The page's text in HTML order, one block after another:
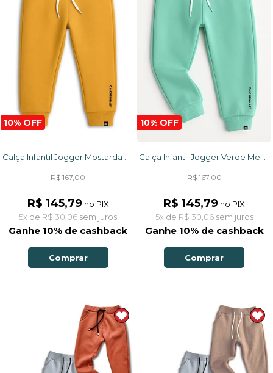
10% OFF
R$ 167,00
R$ 145,79 no PIX
5x de R$ 30,06 sem juros
Ganhe 10% de cashback
Comprar
10% OFF
R$ 167,00
R$ 145,79 no PIX
5x de R$ 30,06sem juros
Ganhe 10% de cashback
Comprar